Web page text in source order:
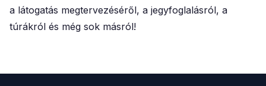
a látogatás megtervezéséről, a jegyfoglalásról, a
túrákról és még sok másról!